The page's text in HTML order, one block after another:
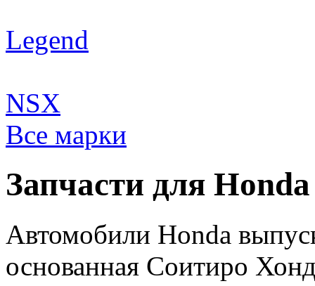
Legend
NSX
Все марки
Запчасти для Honda
Автомобили Honda
основанная Соитиро